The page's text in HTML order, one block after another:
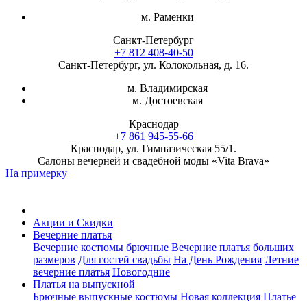
м. Раменки
Санкт-Петербург
+7 812 408-40-50
Санкт-Петербург, ул. Колокольная, д. 16.
м. Владимирская
м. Достоевская
Краснодар
+7 861 945-55-66
Краснодар, ул. Гимназическая 55/1.
Салоны вечерней и свадебной моды «Vita Brava»
На примерку
Акции и Скидки
Вечерние платья
Вечерние костюмы брючные Вечерние платья больших
размеров Для гостей свадьбы На День Рождения Летние
вечерние платья Новогодние
Платья на выпускной
Брючные выпускные костюмы Новая коллекция Платье